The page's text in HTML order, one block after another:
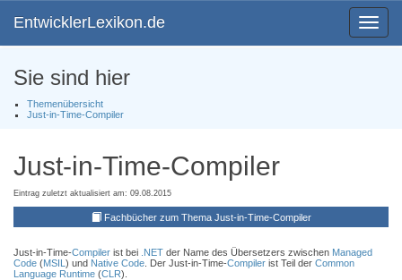
Toggle
EntwicklerLexikon.de
Sie sind hier
Themenübersicht
Just-in-Time-Compiler
Just-in-Time-Compiler
Eintrag zuletzt aktualisiert am: 09.08.2015
Fachbücher zum Thema Just-in-Time-Compiler
Just-in-Time-Compiler ist bei .NET der Name des Übersetzers zwischen Managed
Code (MSIL ) und Native Code . Der Just-in-Time-Compiler ist Teil der Common
Language Runtime (CLR).